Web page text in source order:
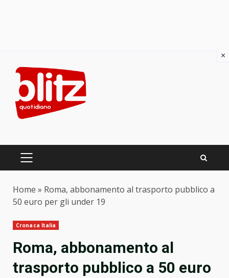
content
PRIMARY
Home » Roma, abbonamento al trasporto pubblico a
50 euro per gli under 19
Cronaca Italia
Roma, abbonamento al
trasporto pubblico a 50 euro
×